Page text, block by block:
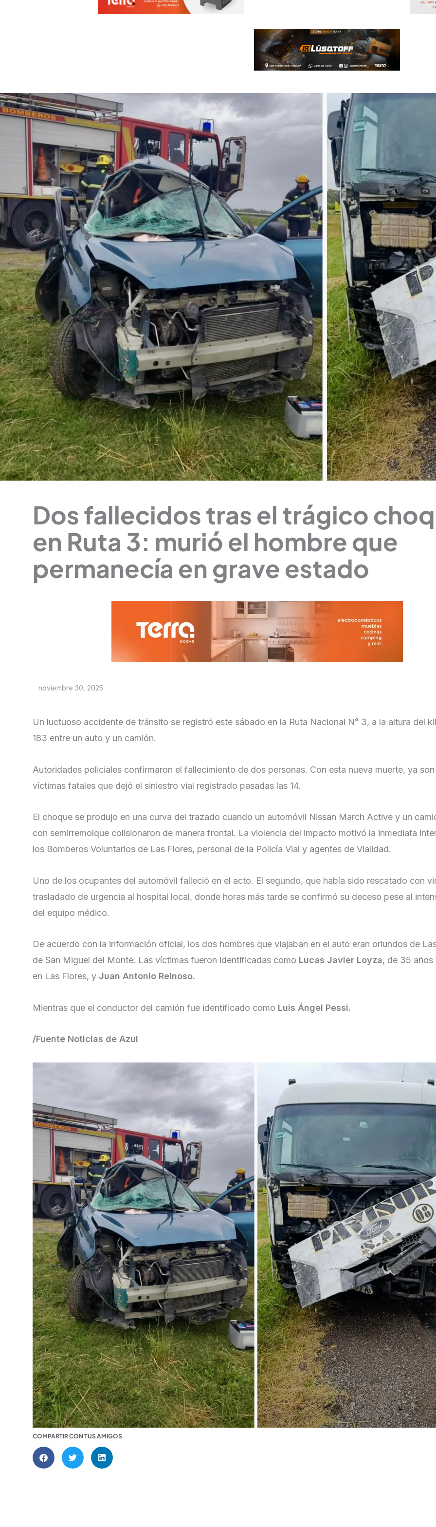
Dos fallecidos tras el trágico
en Ruta 3: murió el hombre que
permanecía en grave estado
noviembre 30, 2025
Un luctuoso accidente de tránsito se registró este sábado en la Ruta Nacional N° 3, a la altura del
183 entre un auto y un camión.
Autoridades policiales confirmaron el fallecimiento de dos personas. Con esta nueva muerte, ya
víctimas fatales que dejó el siniestro vial registrado pasadas las 14.
El choque se produjo en una curva del trazado cuando un automóvil Nissan March Active y un
con semirremolque colisionaron de manera frontal. La violencia del impacto motivó la inmediata
los Bomberos Voluntarios de Las Flores, personal de la Policía Vial y agentes de Vialidad.
Uno de los ocupantes del automóvil falleció en el acto. El segundo, que había sido rescatado con
trasladado de urgencia al hospital local, donde horas más tarde se confirmó su deceso pese al
del equipo médico.
De acuerdo con la información oficial, los dos hombres que viajaban en el auto eran oriundos de
de San Miguel del Monte. Las víctimas fueron identificadas como Lucas Javier Loyza, de 35 años
en Las Flores, y Juan Antonio Reinoso.
Mientras que el conductor del camión fue identificado como Luis Ángel Pessi.
/Fuente Noticias de Azul
COMPARTIR CON TUS AMIGOS